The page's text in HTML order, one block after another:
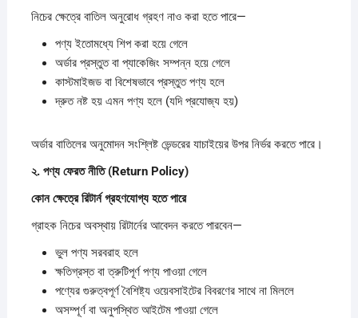
নিচের ক্ষেত্রে বাতিল অনুরোধ গ্রহণ নাও করা হতে পারে—
পণ্য ইতোমধ্যে শিপ করা হয়ে গেলে
অর্ডার প্রস্তুত বা প্যাকেজিং সম্পন্ন হয়ে গেলে
কাস্টমাইজড বা বিশেষভাবে প্রস্তুত পণ্য হলে
দ্রুত নষ্ট হয় এমন পণ্য হলে (যদি প্রযোজ্য হয়)
অর্ডার বাতিলের অনুমোদন সংশ্লিষ্ট ভেন্ডরের যাচাইয়ের উপর নির্ভর করতে পারে।
২. পণ্যফেরতনীতি (Return Policy)
কোনক্ষেত্রেরিটার্নগ্রহণযোগ্যহতেপারে
গ্রাহক নিচের অবস্থায় রিটার্নের আবেদন করতে পারবেন—
ভুল পণ্য সরবরাহ হলে
ক্ষতিগ্রস্ত বা ত্রুটিপূর্ণ পণ্য পাওয়া গেলে
পণ্যের গুরুত্বপূর্ণ বৈশিষ্ট্য ওয়েবসাইটের বিবরণের সাথে না মিললে
অসম্পূর্ণ বা অনুপস্থিত আইটেম পাওয়া গেলে